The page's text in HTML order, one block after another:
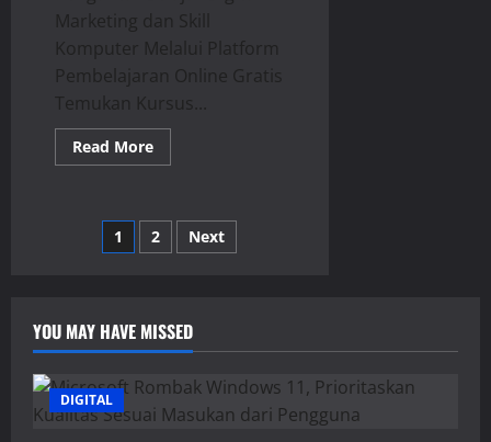
Marketing dan Skill
Komputer Melalui Platform
Pembelajaran Online Gratis
Temukan Kursus...
Read MoreRead
more
Platform
Belajar
Gratis
Anda!
Posts
1 2 Next
YOU MAY HAVE MISSED
DIGITAL